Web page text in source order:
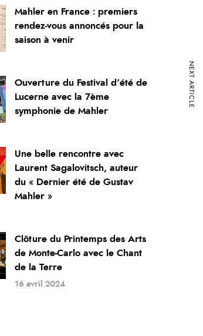
NEXT ARTICLE
Mahler en France : premiers
rendez-vous annoncés pour la
saison à venir
Ouverture du Festival d’été de
Lucerne avec la 7ème
symphonie de Mahler
Une belle rencontre avec
Laurent Sagalovitsch, auteur
du « Dernier été de Gustav
Mahler »
Clôture du Printemps des Arts
de Monte-Carlo avec le Chant
de la Terre
16 avril 2024